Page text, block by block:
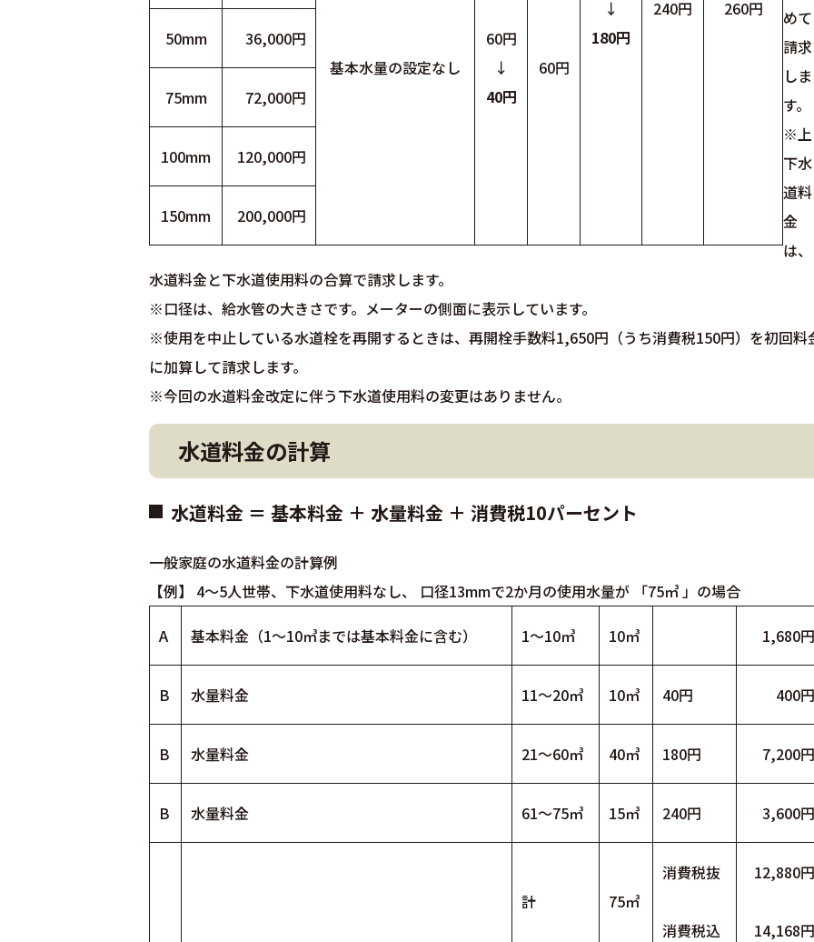
↓
180円
240円 260円
基本水量の設定なし
60円
↓
40円
60円
50mm 36,000円
75mm 72,000円
100mm 120,000円
150mm 200,000円
めて
請求
しま
す。
※上
下水
道料
金
は、
水道料金と下水道使用料の合算で請求します。
※口径は、給水管の大きさです。メーターの側面に表示しています。
※使用を中止している水道栓を再開するときは、再開栓手数料1,650円（うち消費税150円）を初回料
に加算して請求します。
※今回の水道料金改定に伴う下水道使用料の変更はありません。
水道料金の計算
水道料金 ＝ 基本料金 ＋ 水量料金 ＋ 消費税10パーセント
一般家庭の水道料金の計算例
【例】 4～5人世帯、下水道使用料なし、 口径13mmで2か月の使用水量が 「75㎥ 」の場合
A 基本料金（1～10㎥までは基本料金に含む） 1～10㎥ 10㎥ 1,680円
B 水量料金 11～20㎥ 10㎥ 40円 400円
B 水量料金 21～60㎥ 40㎥ 180円 7,200円
B 水量料金 61～75㎥ 15㎥ 240円 3,600円
計 75㎥
消費税抜
消費税込
12,880円
14,168円